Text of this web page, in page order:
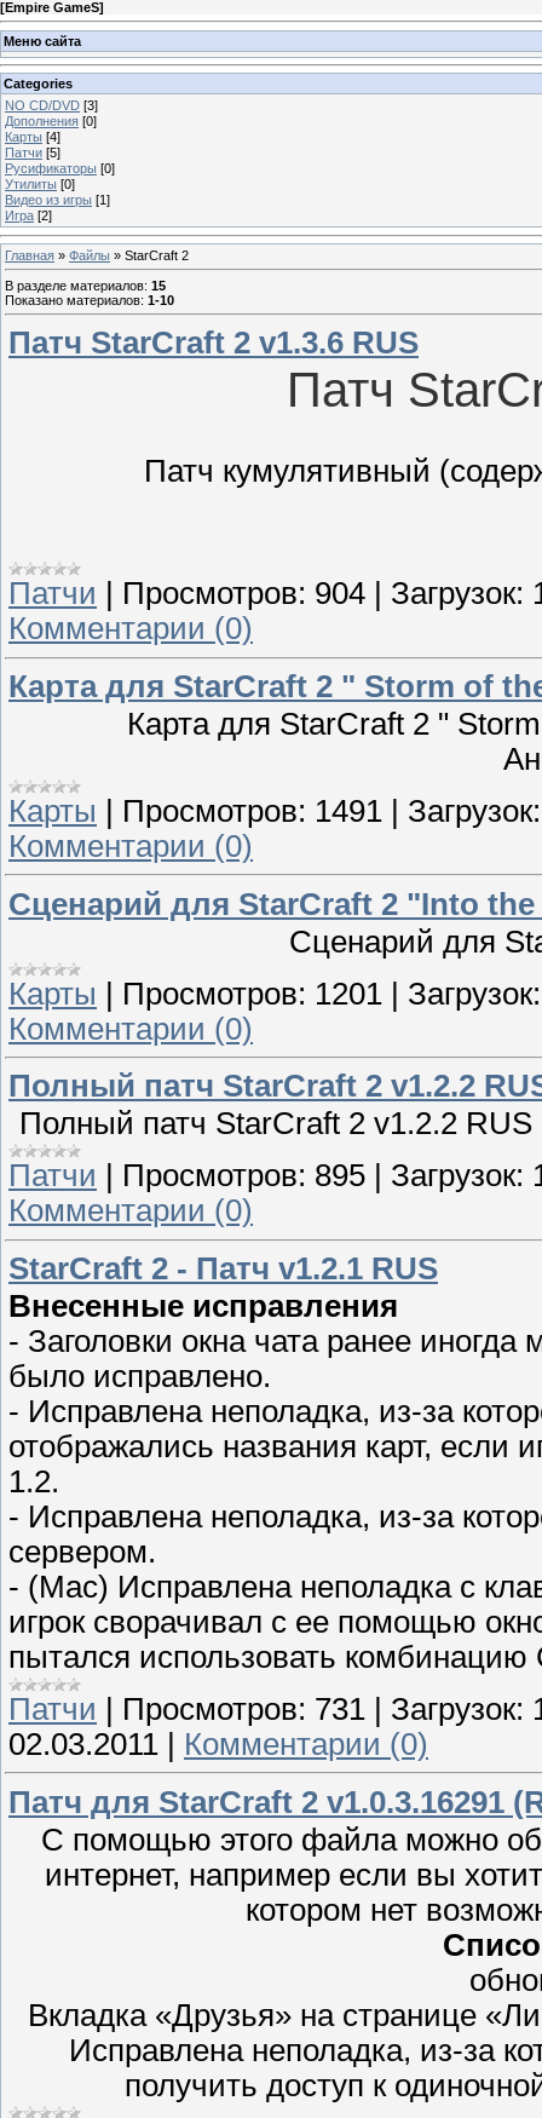
[Empire GameS]
Меню сайта
Categories
NO CD/DVD [3]
Дополнения [0]
Карты [4]
Патчи [5]
Русификаторы [0]
Утилиты [0]
Видео из игры [1]
Игра [2]
Главная » Файлы » StarCraft 2
В разделе материалов: 15
Показано материалов: 1-10
Патч StarCraft 2 v1.3.6 RUS
Патч
Патч кумулятивный
Патчи Просмотров: 904 Загрузок:
Комментарии (0)
Карта для StarCraft 2 " Storm of
Карта для StarCraft 2 "
Карты
Просмотров: 1491
Загрузок:
Комментарии (0)
Сценарий для StarCraft 2 "Into the
Сценарий для
Карты | Просмотров: 1201 | Загрузок:
Комментарии (0)
Полный патч StarCraft 2 v1.2.2
Полный патч StarCraft 2 v1.2.2
Патчи
Просмотров: 895 Загрузок:
Комментарии (0)
StarCraft 2 - Патч v1.2.1 RUS
Внесенные исправления
- Заголовки окна чата ранее
было исправлено.
- Исправлена неполадка, из-за
отображались названия карт, если
1.2.
- Исправлена неполадка, из-за
сервером.
- (Mac) Исправлена неполадка с
игрок сворачивал с ее помощью
пытался использовать комбинацию
Патчи
Просмотров: 731 Загрузок:
02.03.2011
Комментарии (0)
Патч для StarCraft 2 v1.0.3.16291
С помощью этого файла можно
интернет, например если вы
котором нет
Вкладка «Друзья» на странице
Исправлена неполадка, из-за
получить доступ к